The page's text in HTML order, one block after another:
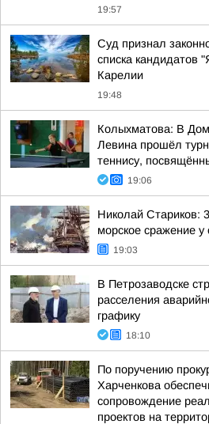
19:57
Суд признал
списка кандидатов
Карелии
19:48
Колыхматова: В
Левина прошёл
теннису,
19:06
Николай Стариков:
морское сражение у
19:03
В Петрозаводске
расселения
графику
18:10
По поручению
Харченкова
сопровождение
проектов на